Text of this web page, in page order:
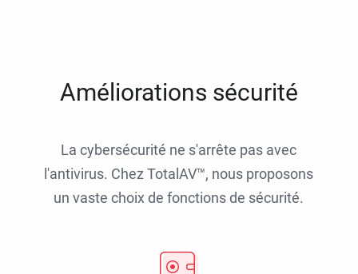
Améliorations sécurité
La cybersécurité ne s'arrête pas avec
l'antivirus. Chez TotalAV™, nous proposons
un vaste choix de fonctions de sécurité.